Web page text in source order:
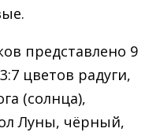
представлено 9
цветов радуги,
(солнца),
Луны, чёрный,